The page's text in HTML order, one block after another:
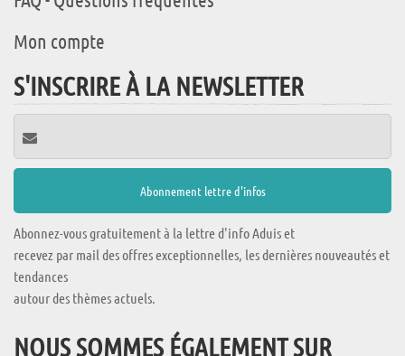
Mon compte
S'INSCRIRE À LA NEWSLETTER
Abonnez-vous gratuitement à la lettre d'info Aduis et
recevez par mail des offres exceptionnelles, les dernières nouveautés et
tendances
autour des thèmes actuels.
NOUS SOMMES ÉGALEMENT SUR